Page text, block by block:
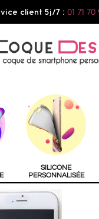
client 5j/7 : 01 71 70
SILICONE
PERSONNALISÉE